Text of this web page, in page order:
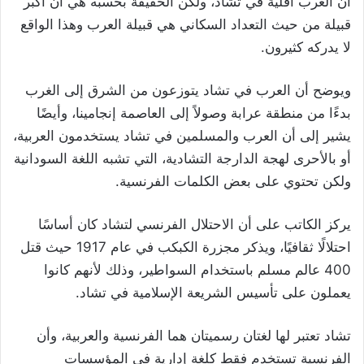
قبيلة من حيث التعداد السكاني هي قبيلة العرب وهذا الواقع
لا يدركه كثيرون.
ويوضح أن العرب في تشاد يتوزعون من الشرق إلى الغرب
بدءًا من منطقة عرابة وصولاً إلى العاصمة إنجامينا، وأيضًا
يشير إلى أن العرب والمسلمين في تشاد يستخدمون العربية،
أو بالأحرى لهجة الدارجة التشادية، التي تشبه اللغة السودانية
ولكن تحتوي على بعض الكلمات الفرنسية.
يركز الكاتب على أن الاحتلال الفرنسي لتشاد كان أساسًا
احتلالًا ثقافيًا، ويذكر مجزرة الكبكب في عام 1917 حيث قتل
400 عالم مسلم باستخدام السواطير، وذلك لأنهم كانوا
يعملون على تأسيس الشريعة الإسلامية في تشاد.
تشاد تعتبر لها لغتان رسميتان هما الفرنسية والعربية، وأن
الفرنسية تستخدم فقط كلغة إدارية في المؤسسات